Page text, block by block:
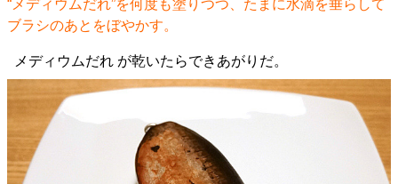
“メディウムだれ”を何度も塗りつつ、たまに水滴を垂らして
ブラシのあとをぼやかす。
メディウムだれ が乾いたらできあがりだ。